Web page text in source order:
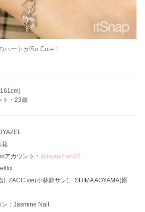
ハートがSo Cute！
ト・23歳
花
アカウント： @nyanchan22
): ZACC vie(小林輝サン)、SHIMA AOYAMA(原
：Jasmine Nail